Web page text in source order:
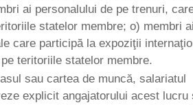
ai personalului de pe trenuri,
statelor membre; o) membri
care participă la expoziţii
teritoriile statelor membre.
sau cartea de muncă, salariatul
explicit angajatorului acest lucru